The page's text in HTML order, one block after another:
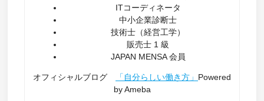
ITコーディネータ
中小企業診断士
技術士（経営工学）
販売士 1 級
JAPAN MENSA 会員
オフィシャルブログ 「自分らしい働き方」 Powered
by Ameba